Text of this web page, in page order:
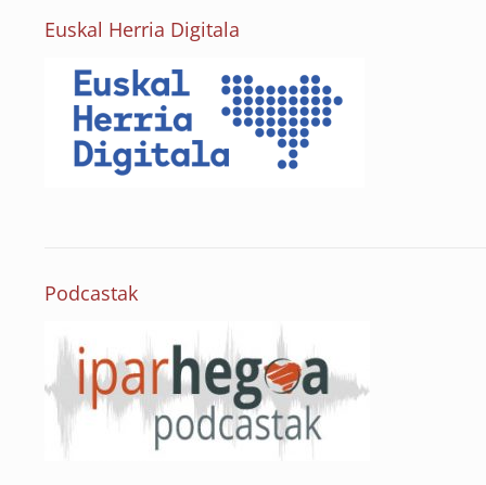
Euskal Herria Digitala
Podcastak